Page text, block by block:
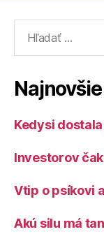
Kedysi
Investorov
Vtip o psíkovi
Akú silu má